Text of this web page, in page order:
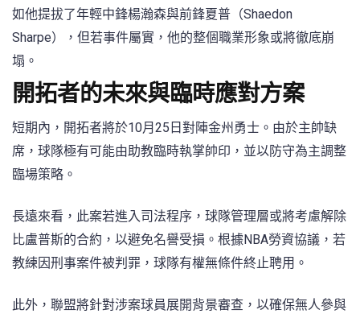
如他提拔了年輕中鋒楊瀚森與前鋒夏普（Shaedon
Sharpe），但若事件屬實，他的整個職業形象或將徹底崩
塌。
開拓者的未來與臨時應對方案
短期內，開拓者將於10月25日對陣金州勇士。由於主帥缺
席，球隊極有可能由助教臨時執掌帥印，並以防守為主調整
臨場策略。
長遠來看，此案若進入司法程序，球隊管理層或將考慮解除
比盧普斯的合約，以避免名譽受損。根據NBA勞資協議，若
教練因刑事案件被判罪，球隊有權無條件終止聘用。
此外，聯盟將針對涉案球員展開背景審查，以確保無人參與